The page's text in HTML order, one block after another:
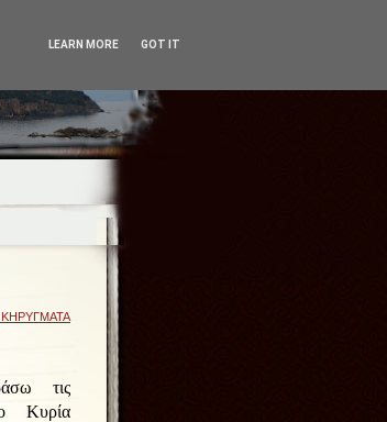
ΚΗΡΥΓΜΑΤΑ
τις
Κυρία
LEARN MORE GOT IT